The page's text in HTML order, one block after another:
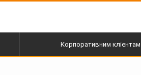
Корпоративним кліентам